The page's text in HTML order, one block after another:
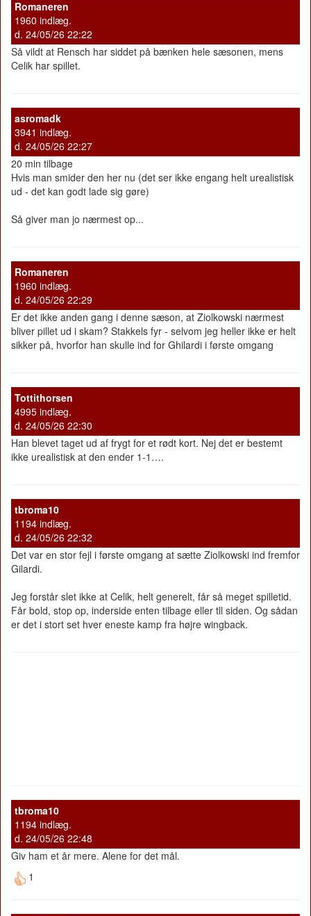
Romaneren
1960 indlæg.
d. 24/05/26 22:22
Så vildt at Rensch har siddet på bænken hele sæsonen, mens
Celik har spillet.
asromadk
3941 indlæg.
d. 24/05/26 22:27
20 min tilbage
Hvis man smider den her nu (det ser ikke engang helt urealistisk
ud - det kan godt lade sig gøre)
Så giver man jo nærmest op...
Romaneren
1960 indlæg.
d. 24/05/26 22:29
Er det ikke anden gang i denne sæson, at Ziolkowski nærmest
bliver pillet ud i skam? Stakkels fyr - selvom jeg heller ikke er helt
sikker på, hvorfor han skulle ind for Ghilardi i første omgang
Tottithorsen
4995 indlæg.
d. 24/05/26 22:30
Han blevet taget ud af frygt for et rødt kort. Nej det er bestemt
ikke urealistisk at den ender 1-1….
tbroma10
1194 indlæg.
d. 24/05/26 22:32
Det var en stor fejl i første omgang at sætte Ziolkowski ind fremfor
Gilardi.
Jeg forstår slet ikke at Celik, helt generelt, får så meget spilletid.
Får bold, stop op, inderside enten tilbage eller tll siden. Og sådan
er det i stort set hver eneste kamp fra højre wingback.
tbroma10
1194 indlæg.
d. 24/05/26 22:48
Giv ham et år mere. Alene for det mål.
1